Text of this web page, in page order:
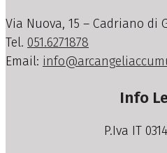
Via Nuova, 15 – Cadriano di
Tel. 051.6271878
Email:
Info
P.Iva IT